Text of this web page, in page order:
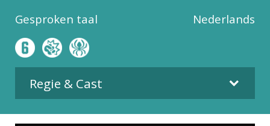
Gesproken taal
Nederlands
Regie & Cast
Regie